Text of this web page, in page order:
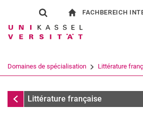
Show search form
Search term
Search (opens
FACHBEREICH
Domaines de spécialisation Littérature
Domaines de spécialisation
Littérature française